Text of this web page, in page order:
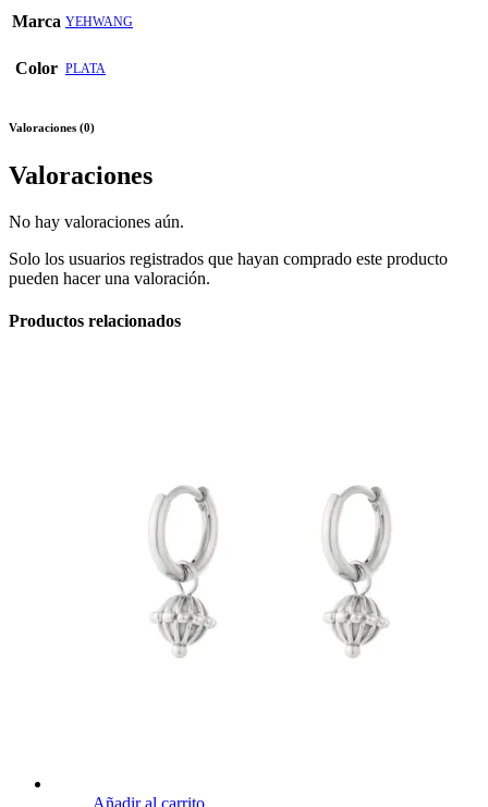
Marca YEHWANG
Color PLATA
Valoraciones (0)
Valoraciones
No hay valoraciones aún.
Solo los usuarios registrados que hayan comprado este producto
pueden hacer una valoración.
Productos relacionados